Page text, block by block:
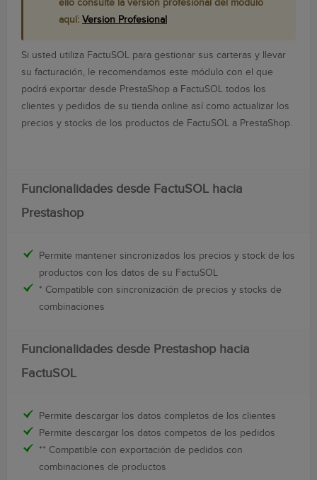
ello consulte la versión profesional del módulo
aquí: Version Profesional
Si usted utiliza FactuSOL para gestionar sus carteras y llevar
su facturación, le recomendamos este módulo con el que
podrá exportar desde PrestaShop a FactuSOL todos los
clientes y pedidos de su tienda online así como actualizar los
precios y stocks de los productos de FactuSOL a PrestaShop.
Funcionalidades desde FactuSOL hacia
Prestashop
Permite mantener sincronizados los precios y stock de los
productos con los datos de su FactuSOL
* Compatible con sincronización de precios y stocks de
combinaciones
Funcionalidades desde Prestashop hacia
FactuSOL
Permite descargar los datos completos de los clientes
Permite descargar los datos competos de los pedidos
** Compatible con exportación de pedidos con
combinaciones de productos